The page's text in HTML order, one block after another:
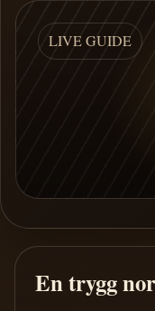
LIVE GUIDE
En trygg